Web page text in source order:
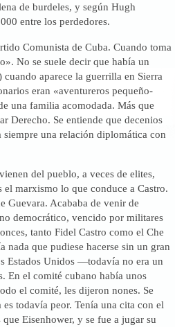
de burdeles, y según Hugh
entre los perdedores.
Comunista de Cuba. Cuando toma
No se suele decir que había un
aparece la guerrilla en Sierra
eran «aventureros pequeño-
una familia acomodada. Más que
Derecho. Se entiende que decenios
una relación diplomática con
del pueblo, a veces de elites,
el marxismo lo que conduce a Castro.
Guevara. Acababa de venir de
democrático, vencido por militares
tanto Fidel Castro como el Che
nada que pudiese hacerse sin un gran
Estados Unidos —todavía no era un
En el comité cubano había unos
el comité, les dijeron nones. Se
todavía peor. Tenía una cita con el
Eisenhower, y se fue a jugar su